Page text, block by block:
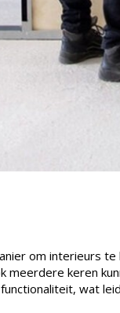
om interieurs
keren
wat